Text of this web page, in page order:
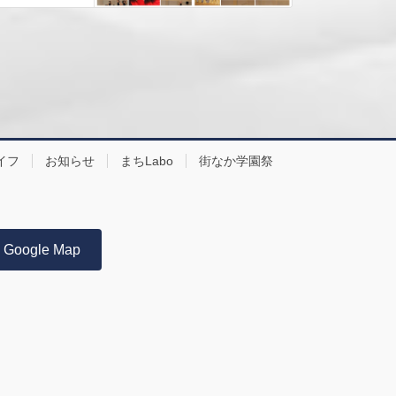
フ お知らせ まちLabo 街なか学園祭
Google Map